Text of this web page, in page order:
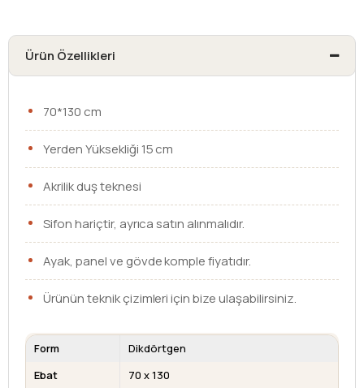
Ürün Özellikleri
70*130 cm
Yerden Yüksekliği 15 cm
Akrilik duş teknesi
Sifon hariçtir, ayrıca satın alınmalıdır.
Ayak, panel ve gövde komple fiyatıdır.
Ürünün teknik çizimleri için bize ulaşabilirsiniz.
Form
Dikdörtgen
Ebat
70 x 130